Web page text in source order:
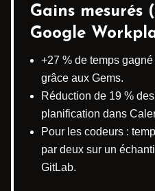
Gains mesurés
Google
+27 % de temps
grâce aux Gems.
Réduction de 19 %
planification dans
Pour les codeurs :
par deux sur un
GitLab.